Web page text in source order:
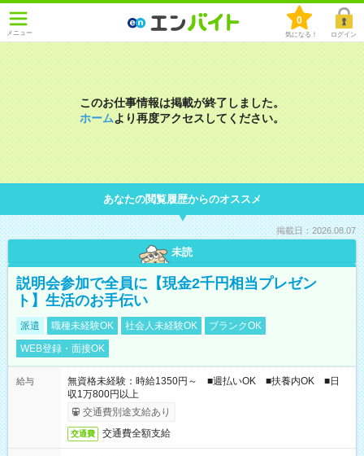
メニュー
0
気になる！ ログイン
このお仕事情報は掲載が終了しました。
ホームより再度アクセスしてください。
あなたの閲覧履歴からのオススメ
掲載日：2026.08.07
未読
説明会参加で全員に【現金2千円相当プレゼン
ト】生活のお手伝い
派遣 職種未経験OK 社会人未経験OK
ブランクOK
WEB登録・面接OK
給与
無資格未経験：時給1350円～ ■週払いOK ■扶養内OK ■日
収1万800円以上
交通費別途支給あり
交通費 交通費全額支給